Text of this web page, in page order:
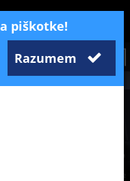
piškotke!
Razumem